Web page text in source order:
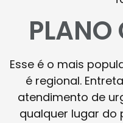
PLANO
Esse é o mais
é regional.
atendimento de
qualquer lugar do